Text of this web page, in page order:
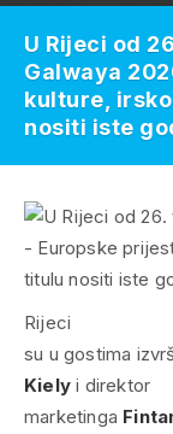
Rijeci
su u gostima
Kiely i direktor
marketinga
U Rijeci od
Galwaya
kulture,
nositi iste